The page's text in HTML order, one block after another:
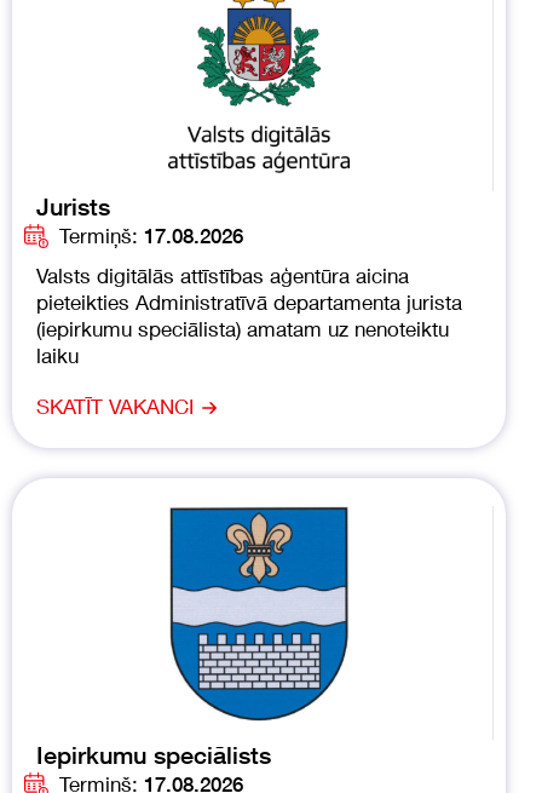
Jurists
Termiņš: 17.08.2026
Valsts digitālās attīstības aģentūra aicina
pieteikties Administratīvā departamenta jurista
(iepirkumu speciālista) amatam uz nenoteiktu
laiku
SKATĪT VAKANCI
Iepirkumu speciālists
Termiņš: 17.08.2026